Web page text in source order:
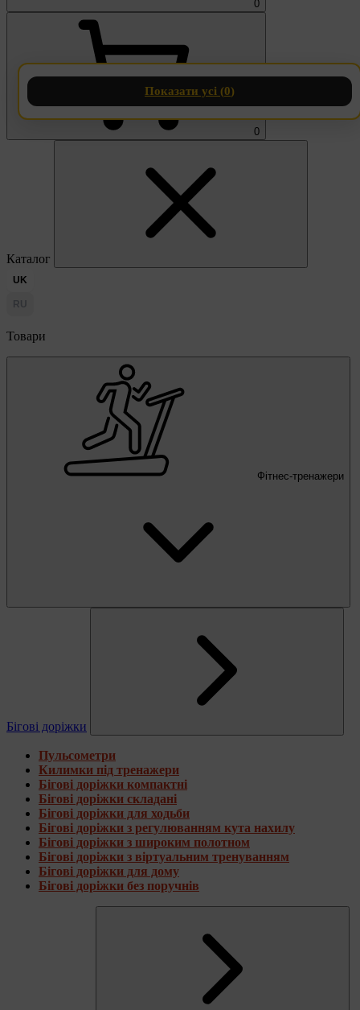
Показати усі (0)
0
0
Каталог
UK
RU
Товари
Фітнес-тренажери
Бігові доріжки
Пульсометри
Килимки під тренажери
Бігові доріжки компактні
Бігові доріжки складані
Бігові доріжки для ходьби
Бігові доріжки з регулюванням кута нахилу
Бігові доріжки з широким полотном
Бігові доріжки з віртуальним тренуванням
Бігові доріжки для дому
Бігові доріжки без поручнів